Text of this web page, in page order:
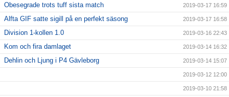
Obesegrade trots tuff sista match 2019-03-17 16:59
Alfta GIF satte sigill på en perfekt säsong 2019-03-17 16:58
Division 1-kollen 1.0 2019-03-16 22:43
Kom och fira damlaget 2019-03-14 16:32
Dehlin och Ljung i P4 Gävleborg 2019-03-14 15:07
2019-03-12 12:00
2019-03-10 21:58